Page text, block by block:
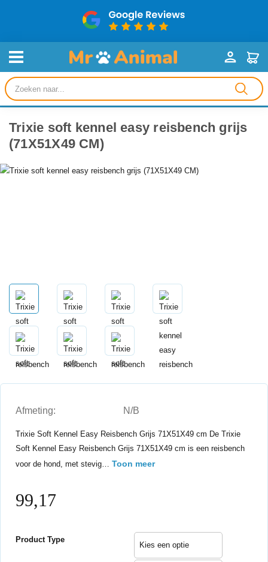
Producten
zoeken
Trixie soft kennel easy reisbench grijs
(71X51X49 CM)
Afmeting: N/B
Trixie Soft Kennel Easy Reisbench Grijs 71X51X49 cm De Trixie
Soft Kennel Easy Reisbench Grijs 71X51X49 cm is een reisbench
voor de hond, met stevig… Toon meer
99,17
Product Type